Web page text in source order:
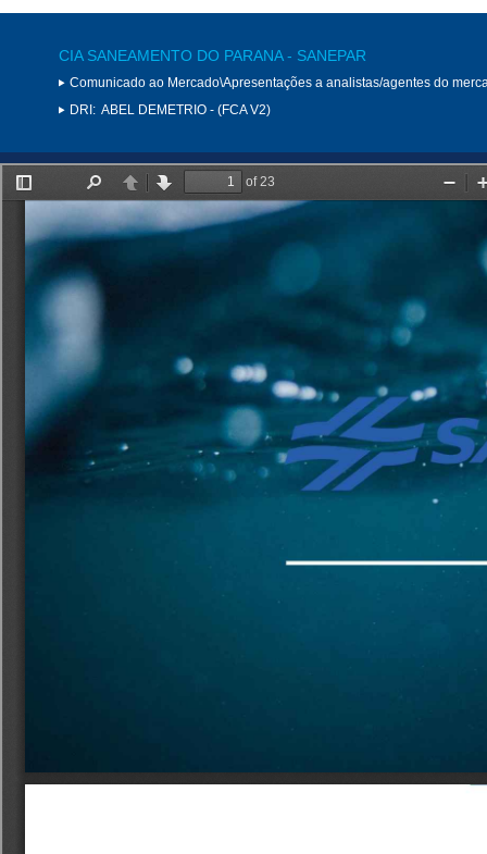
CIA SANEAMENTO DO PARANA - SANEPAR
Comunicado ao Mercado\Apresentações a analistas/agentes do
DRI: ABEL DEMETRIO - (FCA V2)